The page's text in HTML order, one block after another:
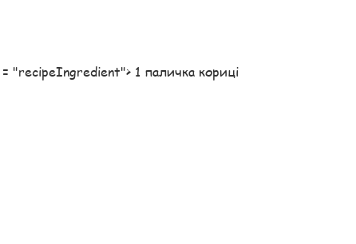
"recipeIngredient"> 1 паличка кориці